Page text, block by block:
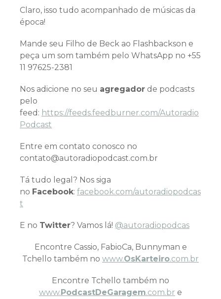
Claro, isso tudo acompanhado de músicas da
época!
Mande seu Filho de Beck ao Flashbackson e
peça um som também pelo WhatsApp no +55
11 97625-2381
Nos adicione no seu agregador de podcasts
pelo
feed: https://feeds.feedburner.com/Autoradio
Podcast
Entre em contato conosco no
contato@autoradiopodcast.com.br
Tá tudo legal? Nos siga
no Facebook: facebook.com/autoradiopodcas
t
E no Twitter? Vamos lá! @autoradiopodcas
Encontre Cassio, FabioCa, Bunnyman e
Tchello também no www.OsKarteiro.com.br
Encontre Tchello também no
www.PodcastDeGaragem.com.br e